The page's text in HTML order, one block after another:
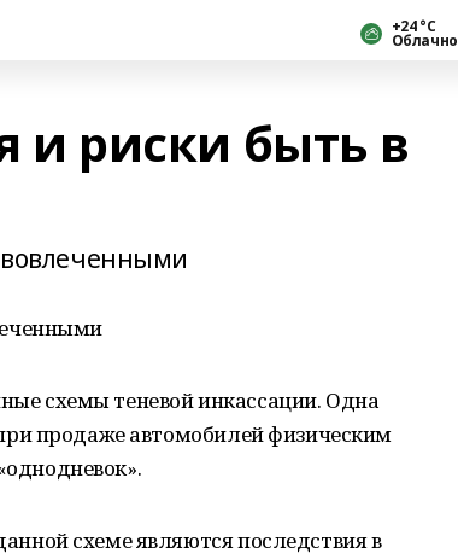
+24 °С
Облачно
и риски быть в
вовлеченными
схемы теневой инкассации. Одна
продаже автомобилей физическим
схеме являются последствия в